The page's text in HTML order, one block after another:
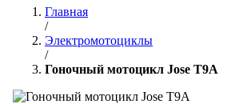
Главная
/
Электромотоциклы
/
Гоночный мотоцикл Jose T9A